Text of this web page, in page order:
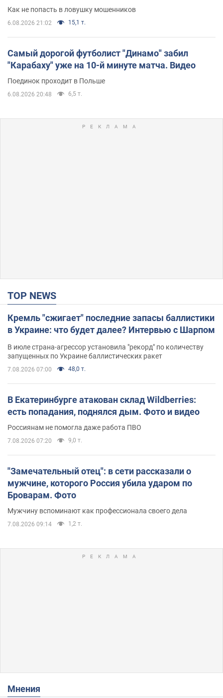
Как не попасть в ловушку мошенников
6.08.2026 21:02 15,1 т.
Самый дорогой футболист "Динамо" забил
"Карабаху" уже на 10-й минуте матча. Видео
Поединок проходит в Польше
6.08.2026 20:48 6,5 т.
TOP NEWS
Кремль "сжигает" последние запасы баллистики
в Украине: что будет далее? Интервью с Шарпом
В июле страна-агрессор установила "рекорд" по количеству
запущенных по Украине баллистических ракет
7.08.2026 07:00 48,0 т.
В Екатеринбурге атакован склад Wildberries:
есть попадания, поднялся дым. Фото и видео
Россиянам не помогла даже работа ПВО
7.08.2026 07:20 9,0 т.
"Замечательный отец": в сети рассказали о
мужчине, которого Россия убила ударом по
Броварам. Фото
Мужчину вспоминают как профессионала своего дела
7.08.2026 09:14 1,2 т.
Мнения